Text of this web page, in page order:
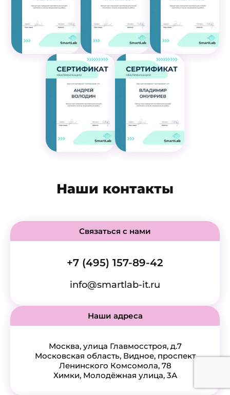
Наши контакты
Связаться с нами
+7 (495) 157-89-42
info@smartlab-it.ru
Наши адреса
Москва, улица Главмосстроя, д.7
Московская область, Видное, проспект
Ленинского Комсомола, 78
Химки, Молодёжная улица, 3А